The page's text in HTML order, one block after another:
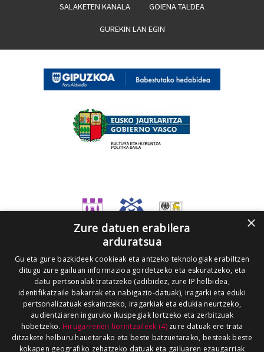
SALAKETEN KANALA GOIENA TALDEA
GUREKIN LAN EGIN
×
Zure datuen erabilera
arduratsua
Gu eta gure bazkideek cookieak eta antzeko teknologiak erabiltzen
ditugu zure gailuan informazioa gordetzeko eta eskuratzeko, eta
datu pertsonalak tratatzeko (adibidez, zure IP helbidea,
identifikatzaile bakarrak eta nabigazio-datuak), iragarki eta eduki
pertsonalizatuak eskaintzeko, iragarkiak eta edukia neurtzeko,
audientziaren inguruko ikuspegiak lortzeko eta zerbitzuak
hobetzeko. Hirugarrenen hornitzaileek (4)zure datuak ere trata
ditzakete helburu hauetarako eta beste batzuetarako, besteak beste
kokapen geografiko zehatzeko datuak eta gailuaren ezaugarriak